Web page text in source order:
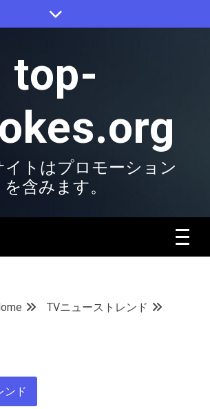
top-
イトはプロモーション
を含みます。
TVニューストレンド
ンド